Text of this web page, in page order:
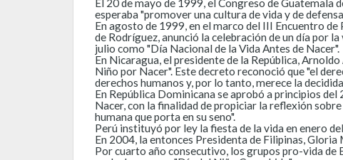
esperaba "promover una cultura de vida y de
En agosto de 1999, en el marco del III Encuentro
de Rodríguez, anunció la celebración de un día por
julio como "Día Nacional de la Vida Antes de Nacer".
En Nicaragua, el presidente de la República,
Niño por Nacer". Este decreto reconoció que "el
derechos humanos y, por lo tanto, merece la
En República Dominicana se aprobó a principios
Nacer, con la finalidad de propiciar la reflexión
humana que porta en su seno".
Perú instituyó por ley la fiesta de la vida en enero
En 2004, la entonces Presidenta de Filipinas,
Por cuarto año consecutivo, los grupos pro-vida de